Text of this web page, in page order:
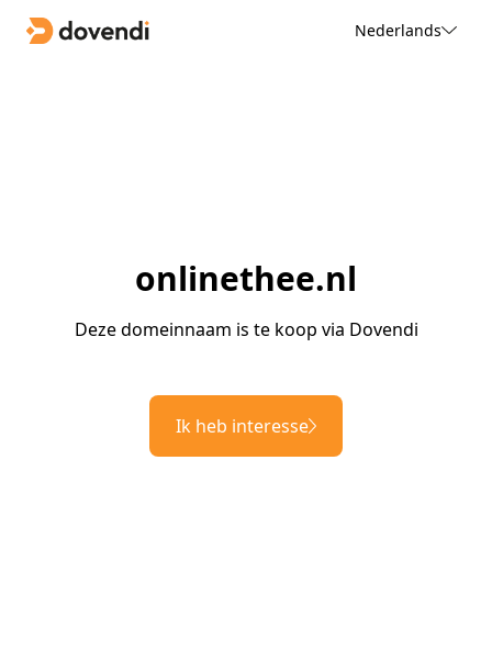
Nederlands
onlinethee.nl
Deze domeinnaam is te koop via Dovendi
Ik heb interesse